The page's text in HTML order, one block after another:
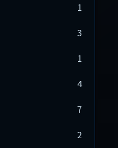
1
3
1
4
7
2